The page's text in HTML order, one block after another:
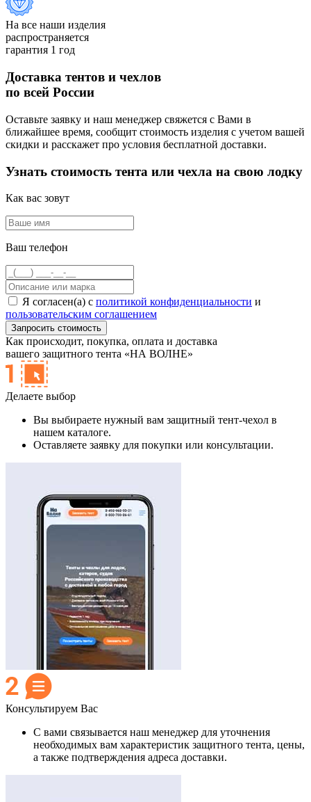
На все наши изделия
распространяется
гарантия 1 год
Доставка тентов и чехлов
по всей России
Оставьте заявку и наш менеджер свяжется с Вами в
ближайшее время, сообщит стоимость изделия с учетом вашей
скидки и расскажет про условия бесплатной доставки.
Узнать стоимость тента или чехла на свою лодку
Как вас зовут
Ваш телефон
Я согласен(а) с политикой конфиденциальности и
пользовательским соглашением
Как происходит, покупка, оплата и доставка
вашего защитного тента «НА ВОЛНЕ»
Делаете выбор
Вы выбираете нужный вам защитный тент-чехол в
нашем каталоге.
Оставляете заявку для покупки или консультации.
Консультируем Вас
С вами связывается наш менеджер для уточнения
необходимых вам характеристик защитного тента, цены,
а также подтверждения адреса доставки.